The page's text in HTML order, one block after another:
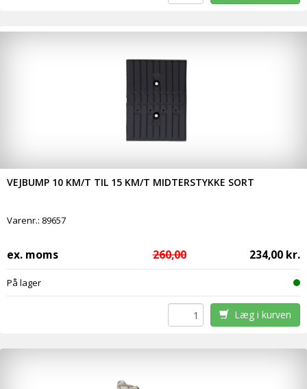
VEJBUMP 10 KM/T TIL 15 KM/T MIDTERSTYKKE SORT
Varenr.: 89657
ex. moms 260,00 234,00 kr.
På lager
Læg i kurven